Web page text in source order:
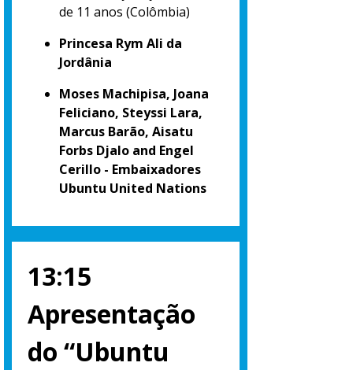
de 11 anos (Colômbia)
Princesa Rym Ali da
Jordânia
Moses Machipisa, Joana
Feliciano, Steyssi Lara,
Marcus Barão, Aisatu
Forbs Djalo and Engel
Cerillo - Embaixadores
Ubuntu United Nations
13:15
Apresentação
do “Ubuntu